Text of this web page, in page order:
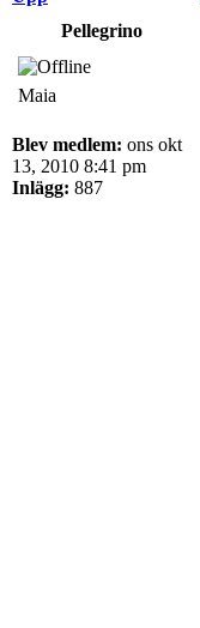
Pellegrino
Maia
Blev medlem: ons okt
13, 2010 8:41 pm
Inlägg: 887